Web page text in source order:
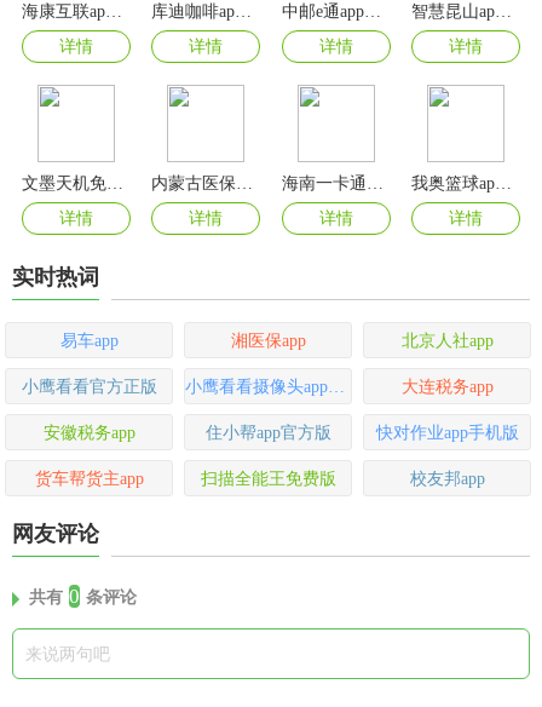
海康互联app手机版
详情
详情
中邮e通app官方版
详情
详情
文墨天机免费排盘app
详情
详情
详情
详情
实时热词
易车app 湘医保app 北京人社app
小鹰看看官方正版 大连税务app
安徽税务app 住小帮app官方版 快对作业app手机版
货车帮货主app 扫描全能王免费版 校友邦app
网友评论
共有 0 条评论